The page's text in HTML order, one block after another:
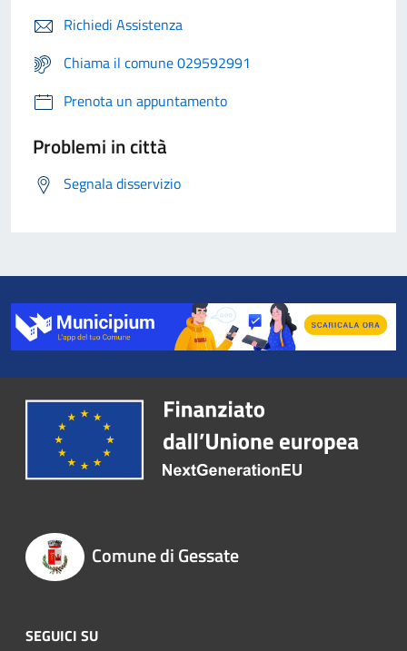
Richiedi Assistenza
Chiama il comune 029592991
Prenota un appuntamento
Problemi in città
Segnala disservizio
Comune di Gessate
SEGUICI SU